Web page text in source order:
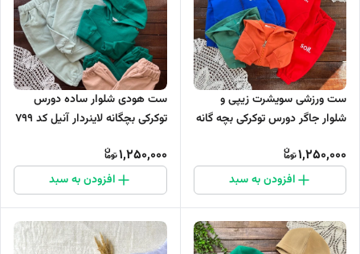
ست ورزشی سویشرت زیپی و
شلوار جاگر دورس توکرکی بچه گانه
1,250,000
افزودن به سبد
ست هودی شلوار ساده دورس
توکرکی بچگانه لاینردار آنیل کد ۷۹۹
1,250,000
افزودن به سبد